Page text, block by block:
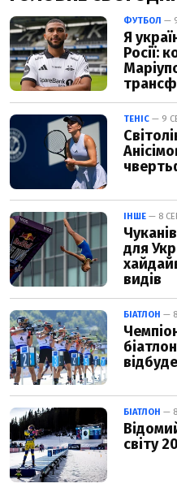
ФУТБОЛ —
Я
Росії:
ТЕНІС — 9
ІНШЕ — 8
для
видів
БІАТЛОН —
БІАТЛОН —
світу